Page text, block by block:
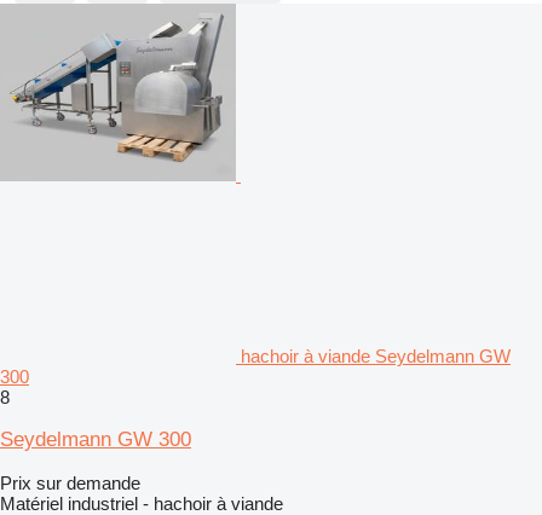
hachoir à viande Seydelmann GW
300
8
Seydelmann GW 300
Prix sur demande
Matériel industriel - hachoir à viande